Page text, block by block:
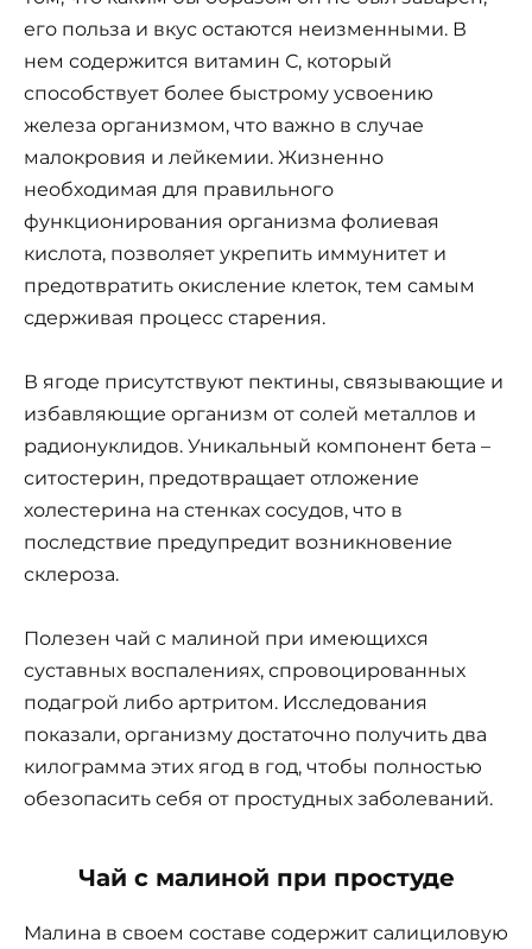
его польза и вкус остаются неизменными. В
нем содержится витамин С, который
способствует более быстрому усвоению
железа организмом, что важно в случае
малокровия и лейкемии. Жизненно
необходимая для правильного
функционирования организма фолиевая
кислота, позволяет укрепить иммунитет и
предотвратить окисление клеток, тем самым
сдерживая процесс старения.
В ягоде присутствуют пектины, связывающие и
избавляющие организм от солей металлов и
радионуклидов. Уникальный компонент бета –
ситостерин, предотвращает отложение
холестерина на стенках сосудов, что в
последствие предупредит возникновение
склероза.
Полезен чай с малиной при имеющихся
суставных воспалениях, спровоцированных
подагрой либо артритом. Исследования
показали, организму достаточно получить два
килограмма этих ягод в год, чтобы полностью
обезопасить себя от простудных заболеваний.
Чай с малиной при простуде
Малина в своем составе содержит салициловую